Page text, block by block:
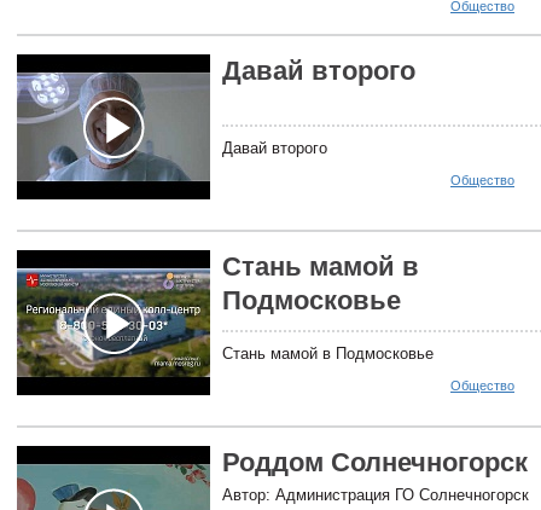
Общество
Давай второго
Давай второго
Общество
Стань мамой в
Подмосковье
Стань мамой в Подмосковье
Общество
Роддом Солнечногорск
Автор: Администрация ГО Солнечногорск